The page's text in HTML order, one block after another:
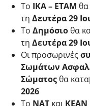
Το ΙΚΑ – ΕΤΑΜ
τη Δευτέρα 29
Το Δημόσιο θα
τη Δευτέρα 29
Οι προσωρινές
Σωμάτων
Σώματος θα
2026
Το ΝΑΤ καιΚΕΑΝ